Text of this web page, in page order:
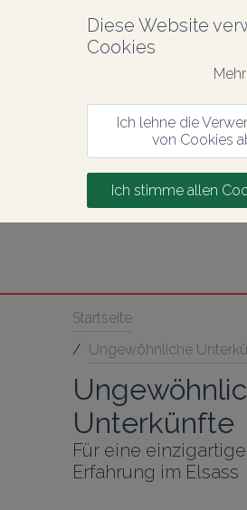
Diese Website
Cookies
Ich lehne die
von Cookies
Ich stimme allen
Startseite
/ Ungewöhnliche
Unterkünfte
Für eine einzigartige
Erfahrung im Elsass